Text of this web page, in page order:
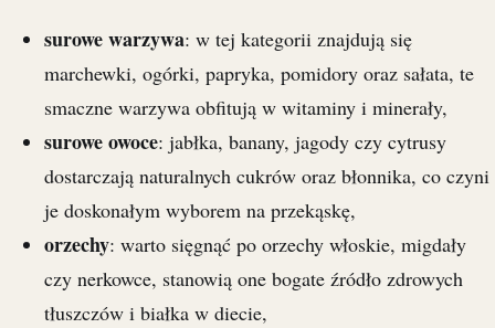
surowe warzywa: w tej kategorii znajdują się
marchewki, ogórki, papryka, pomidory oraz sałata, te
smaczne warzywa obfitują w witaminy i minerały,
surowe owoce: jabłka, banany, jagody czy cytrusy
dostarczają naturalnych cukrów oraz błonnika, co czyni
je doskonałym wyborem na przekąskę,
orzechy: warto sięgnąć po orzechy włoskie, migdały
czy nerkowce, stanowią one bogate źródło zdrowych
tłuszczów i białka w diecie,